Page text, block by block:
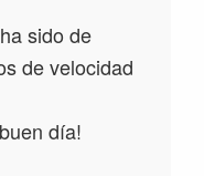
sido de
de velocidad
día!